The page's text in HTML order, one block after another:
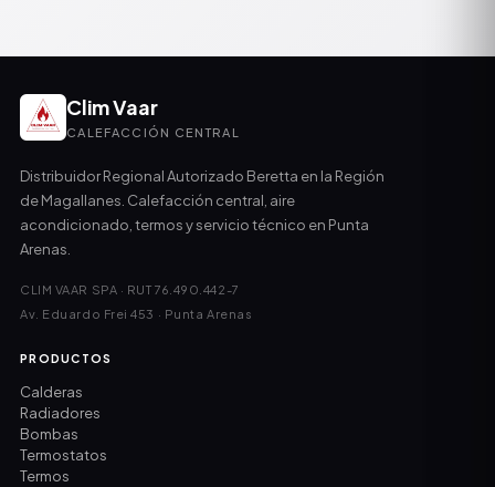
Clim Vaar
CALEFACCIÓN CENTRAL
Distribuidor Regional Autorizado Beretta en la Región
de Magallanes. Calefacción central, aire
acondicionado, termos y servicio técnico en Punta
Arenas.
CLIM VAAR SPA · RUT 76.490.442-7
Av. Eduardo Frei 453 · Punta Arenas
PRODUCTOS
Calderas
Radiadores
Bombas
Termostatos
Termos